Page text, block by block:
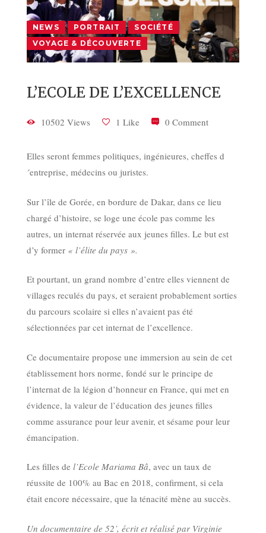
NEWS PORTRAIT
SOCIÉTÉ
VOYAGE & DÉCOUVERTE
L’ECOLE DE L’EXCELLENCE
10502 Views 1 Like 0 Comment
Elles seront femmes politiques, ingénieures, cheffes d
´entreprise, médecins ou juristes.
Sur l’île de Gorée, en bordure de Dakar, dans ce lieu
chargé d’histoire, se loge une école pas comme les
autres, un internat réservée aux jeunes filles. Le but est
d’y former « l’élite du pays ».
Et pourtant, un grand nombre d’entre elles viennent de
villages reculés du pays, et seraient probablement sorties
du parcours scolaire si elles n’avaient pas été
sélectionnées par cet internat de l’excellence.
Ce documentaire propose une immersion au sein de cet
établissement hors norme, fondé sur le principe de
l’internat de la légion d’honneur en France, qui met en
évidence, la valeur de l’éducation des jeunes filles
comme assurance pour leur avenir, et sésame pour leur
émancipation.
Les filles de l’Ecole Mariama Bâ, avec un taux de
réussite de 100% au Bac en 2018, confirment, si cela
était encore nécessaire, que la ténacité mène au succès.
Un documentaire de 52’, écrit et réalisé par Virginie